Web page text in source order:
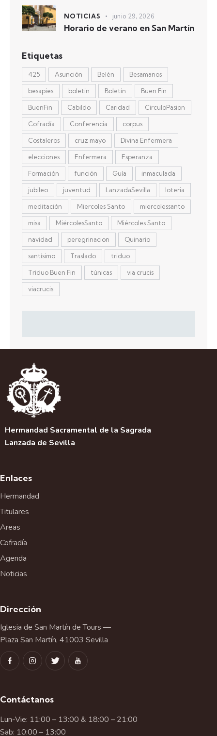
NOTICIAS junio 29, 2026
Horario de verano en San Martín
Etiquetas
425 Asunción Belén Besamanos
besapies boletin Boletín Buen Fin
BuenFin Cabildo Caridad CirculoPasion
Cofradía Conferencia corpus
Costaleros cruz mayo Divina Enfermera
elecciones Enfermera Esperanza
Formación función Guía inmaculada
jubileo juventud LanzadaSevilla loteria
meditación Miercoles Santo miercolessanto
misa MiércolesSanto Miércoles Santo
navidad peregrinacion Quinario
santísimo Traslado triduo
Triduo Buen Fin túnicas via crucis
viacrucis
Hermandad Sacramental de la Sagrada
Lanzada de Sevilla
Enlaces
Hermandad
Titulares
Areas
Cofradía
Agenda
Noticias
Dirección
Iglesia de San Martín de Tours —
Plaza San Martín, 41003 Sevilla
Contáctanos
Lun-Vie: 11:00 – 13:00 & 18:00 – 21:00
Sab: 10:00 – 13:00